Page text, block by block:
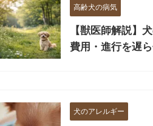
高齢犬の病気
【獣医師解説】
費用・進行を遅
犬のアレルギー